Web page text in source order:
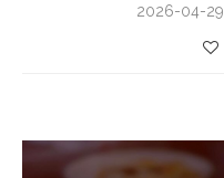
2026-04-29